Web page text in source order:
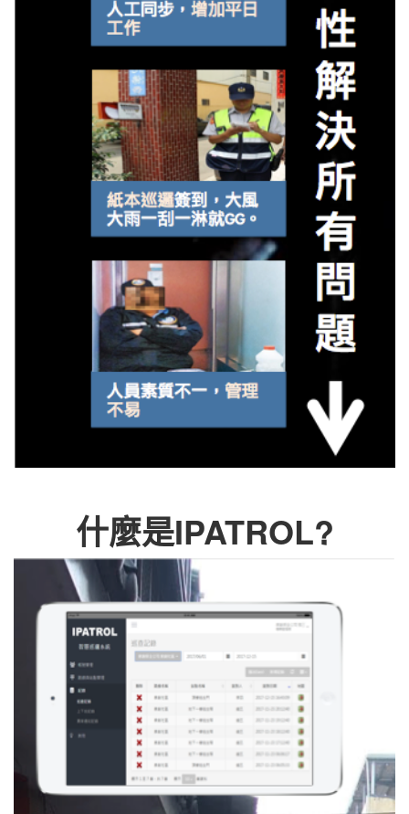
什麼是IPATROL?